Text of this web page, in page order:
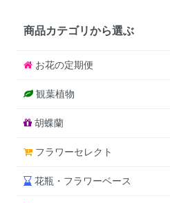
商品カテゴリから選ぶ
お花の定期便
観葉植物
胡蝶蘭
フラワーセレクト
花瓶・フラワーベース